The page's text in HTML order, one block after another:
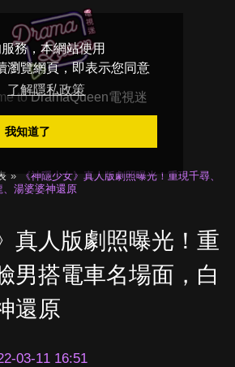
務，本網站使用
瀏覽網頁，即表示您同意
了解隱私政策
我知道了
toDramaQueen電視迷
《神隱少女》真人版劇照曝光！重現千尋、
湯婆婆神還原
真人版劇照曝光！重
男搭電車名場面，白
還原
03-11 16:51